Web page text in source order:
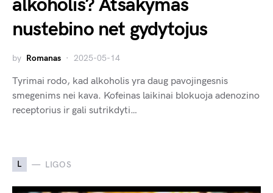
alkoholis? Atsakymas
nustebino net gydytojus
by Romanas 2025-05-14
Tyrimai rodo, kad alkoholis yra daug pavojingesnis
smegenims nei kava. Kofeinas laikinai blokuoja adenozino
receptorius ir gali sutrikdyti…
L LIGOS